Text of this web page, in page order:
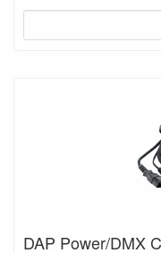
DAP Power/DMX